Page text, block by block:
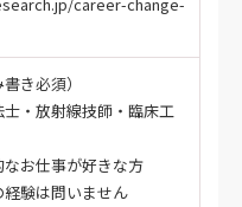
き必須）
士・放射線技師・臨床工
なお仕事が好きな方
経験は問いません